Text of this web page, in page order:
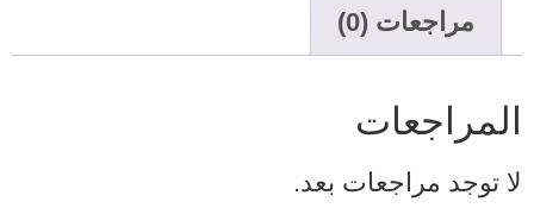
مراجعات (0)
المراجعات
لا توجد مراجعات بعد.